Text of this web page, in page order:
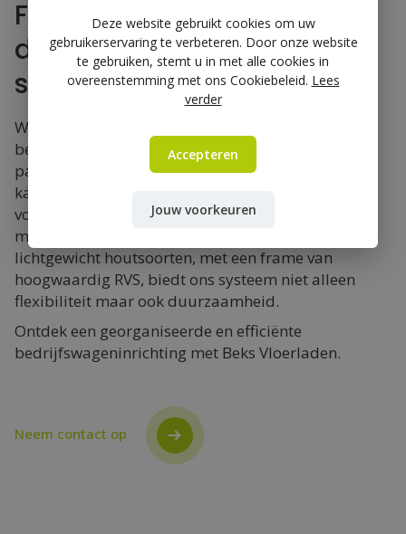
Flexibiliteit en
duurzaamheid in één
systeem
Wil je moeiteloos overstappen naar een nieuwe
bedrijfswagen? Geen probleem! Ons ladesysteem
past zich naadloos aan, waardoor het eenvoudig
kan worden overgebouwd naar een volgend
voertuig. Gemaakt van duurzame en lichtgewicht
materialen zoals aluminium, kunststof en
lichtgewicht houtsoorten, met een frame van
hoogwaardig RVS, biedt ons systeem niet alleen
flexibiliteit maar ook duurzaamheid.
Ontdek een georganiseerde en efficiënte
bedrijfswageninrichting met Beks Vloerladen.
Neem contact op
Deze website gebruikt cookies om uw
gebruikerservaring te verbeteren. Door onze website
te gebruiken, stemt u in met alle cookies in
overeenstemming met ons Cookiebeleid. Lees
verder
Accepteren
Jouw voorkeuren